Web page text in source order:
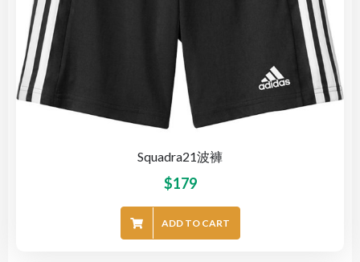
Squadra21波褲
$179
ADD TO CART